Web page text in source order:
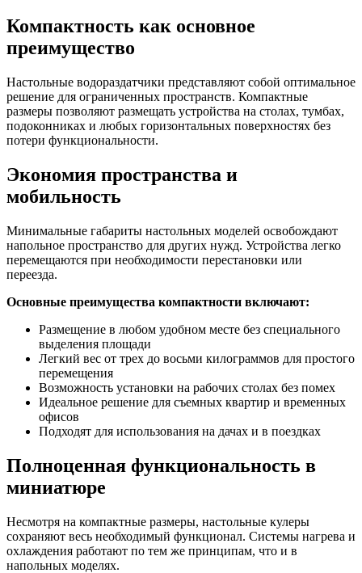
Компактность как основное
преимущество
Настольные водораздатчики представляют собой оптимальное
решение для ограниченных пространств. Компактные
размеры позволяют размещать устройства на столах, тумбах,
подоконниках и любых горизонтальных поверхностях без
потери функциональности.
Экономия пространства и
мобильность
Минимальные габариты настольных моделей освобождают
напольное пространство для других нужд. Устройства легко
перемещаются при необходимости перестановки или
переезда.
Основные преимущества компактности включают:
Размещение в любом удобном месте без специального
выделения площади
Легкий вес от трех до восьми килограммов для простого
перемещения
Возможность установки на рабочих столах без помех
Идеальное решение для съемных квартир и временных
офисов
Подходят для использования на дачах и в поездках
Полноценная функциональность в
миниатюре
Несмотря на компактные размеры, настольные кулеры
сохраняют весь необходимый функционал. Системы нагрева и
охлаждения работают по тем же принципам, что и в
напольных моделях.